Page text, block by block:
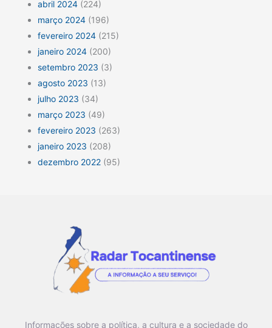
abril 2024 (224)
março 2024 (196)
fevereiro 2024 (215)
janeiro 2024 (200)
setembro 2023 (3)
agosto 2023 (13)
julho 2023 (34)
março 2023 (49)
fevereiro 2023 (263)
janeiro 2023 (208)
dezembro 2022 (95)
Informações sobre a política, a cultura e a sociedade do